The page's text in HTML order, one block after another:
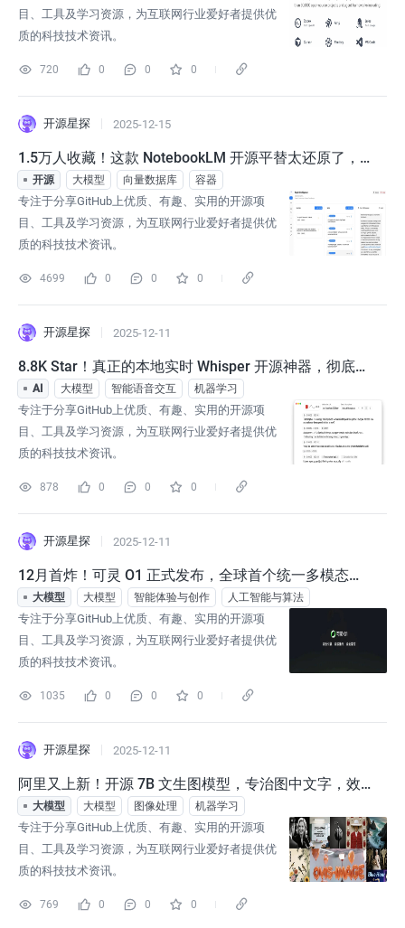
目、工具及学习资源，为互联网行业爱好者提供优
质的科技技术资讯。
720 0 0 0
开源星探 2025-12-15
1.5万人收藏！这款 NotebookLM 开源平替太还原了，
模型随意切换！
开源 大模型 向量数据库 容器
专注于分享GitHub上优质、有趣、实用的开源项
目、工具及学习资源，为互联网行业爱好者提供优
质的科技技术资讯。
4699 0 0 0
开源星探 2025-12-11
8.8K Star！真正的本地实时 Whisper 开源神器，彻底干
翻云端 STT！
AI 大模型 智能语音交互 机器学习
专注于分享GitHub上优质、有趣、实用的开源项
目、工具及学习资源，为互联网行业爱好者提供优
质的科技技术资讯。
878 0 0 0
开源星探 2025-12-11
12月首炸！可灵 O1 正式发布，全球首个统一多模态视
频大模型，强得可怕！
大模型 大模型 智能体验与创作 人工智能与算法
专注于分享GitHub上优质、有趣、实用的开源项
目、工具及学习资源，为互联网行业爱好者提供优
质的科技技术资讯。
1035 0 0 0
开源星探 2025-12-11
阿里又上新！开源 7B 文生图模型，专治图中文字，效
果媲美 20B+ 大模型！
大模型 大模型 图像处理 机器学习
专注于分享GitHub上优质、有趣、实用的开源项
目、工具及学习资源，为互联网行业爱好者提供优
质的科技技术资讯。
769 0 0 0